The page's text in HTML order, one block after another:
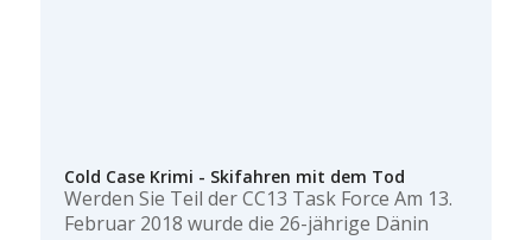
Cold Case Krimi - Skifahren mit dem Tod
Werden Sie Teil der CC13 Task Force Am 13.
Februar 2018 wurde die 26-jährige Dänin